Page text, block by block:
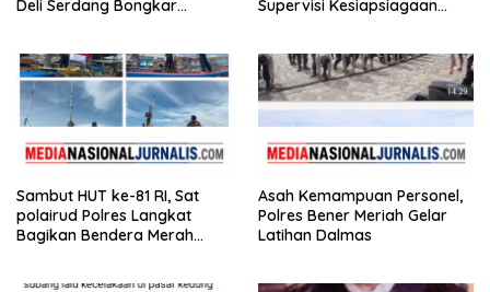
Deli Serdang Bongkar
Supervisi Kesiapsiagaan
Sambut HUT ke-81 RI, Sat
polairud Polres Langkat
Bagikan Bendera Merah
Asah Kemampuan Personel,
Polres Bener Meriah Gelar
Latihan Dalmas